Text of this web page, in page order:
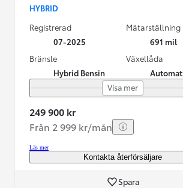
HYBRID
Registrerad
07-2025
Mätarställning
691 mil
Bränsle
Hybrid Bensin
Växellåda
Automat
Visa mer
249 900 kr
Från 2 999 kr/mån
Läs mer
Kontakta återförsäljare
Spara